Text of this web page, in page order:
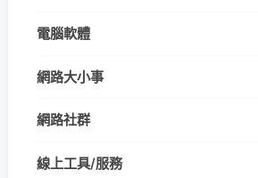
電腦軟體
網路大小事
網路社群
線上工具/服務